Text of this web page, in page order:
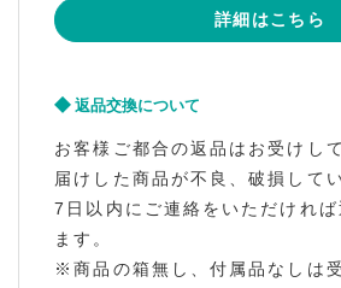
詳細はこちら
返品交換について
お客様ご都合の返品はお受けし
届けした商品が不良、破損して
7日以内にご連絡をいただければ
ます。
※商品の箱無し、付属品なしは